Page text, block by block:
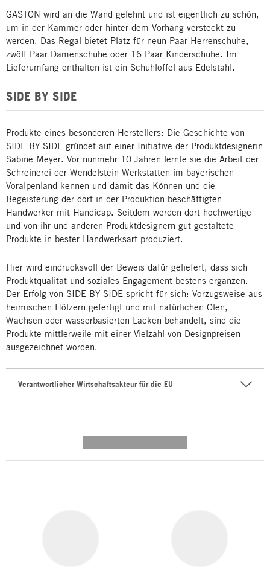
GASTON wird an die Wand gelehnt und ist eigentlich zu schön,
um in der Kammer oder hinter dem Vorhang versteckt zu
werden. Das Regal bietet Platz für neun Paar Herrenschuhe,
zwölf Paar Damenschuhe oder 16 Paar Kinderschuhe. Im
Lieferumfang enthalten ist ein Schuhlöffel aus Edelstahl.
SIDE BY SIDE
Produkte eines besonderen Herstellers: Die Geschichte von
SIDE BY SIDE gründet auf einer Initiative der Produktdesignerin
Sabine Meyer. Vor nunmehr 10 Jahren lernte sie die Arbeit der
Schreinerei der Wendelstein Werkstätten im bayerischen
Voralpenland kennen und damit das Können und die
Begeisterung der dort in der Produktion beschäftigten
Handwerker mit Handicap. Seitdem werden dort hochwertige
und von ihr und anderen Produktdesignern gut gestaltete
Produkte in bester Handwerksart produziert.
Hier wird eindrucksvoll der Beweis dafür geliefert, dass sich
Produktqualität und soziales Engagement bestens ergänzen.
Der Erfolg von SIDE BY SIDE spricht für sich: Vorzugsweise aus
heimischen Hölzern gefertigt und mit natürlichen Ölen,
Wachsen oder wasserbasierten Lacken behandelt, sind die
Produkte mittlerweile mit einer Vielzahl von Designpreisen
ausgezeichnet worden.
Verantwortlicher Wirtschaftsakteur für die EU